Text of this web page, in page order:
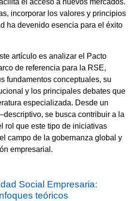
incorporar los valores y principios
ha devenido esencia para el éxito
artículo es analizar el Pacto
de referencia para la RSE,
fundamentos conceptuales, su
y los principales debates que
especializada. Desde un
se busca contribuir a la
rol que este tipo de iniciativas
campo de la gobernanza global y
empresarial.
Social Empresaria:
teóricos